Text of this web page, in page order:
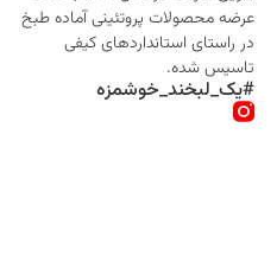
عرضه محصولات پروتئینی آماده طبخ
در راستای استانداردهای کیفی
تاسیس شده.
#یک_لبخند_خوشمزه